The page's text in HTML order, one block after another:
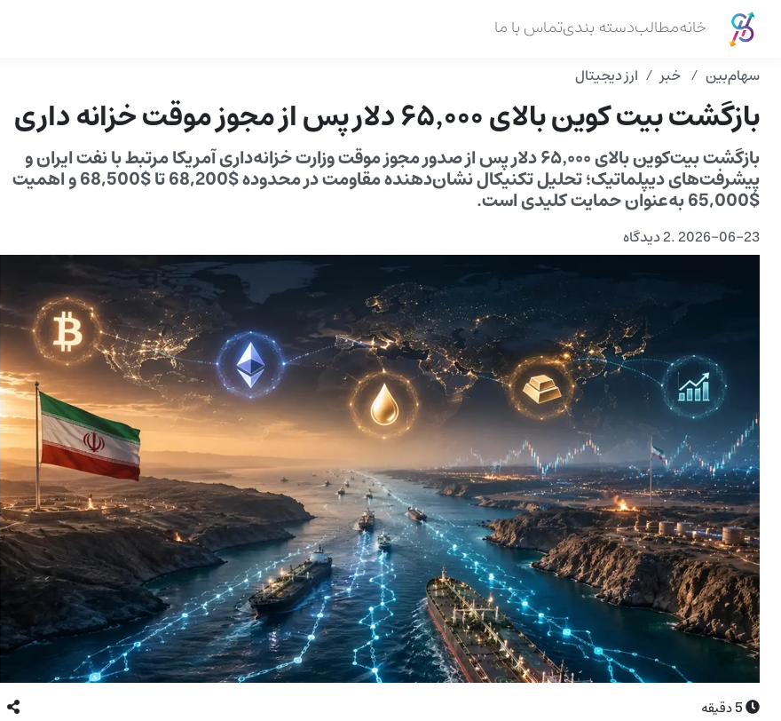
خانهمطالبدسته بندیتماس با ما
سهام‌بین خبر ارز دیجیتال
بازگشت بیت کوین بالای ۶۵٬۰۰۰ دلار پس از مجوز موقت خزانه داری
بازگشت بیت‌کوین بالای ۶۵٬۰۰۰ دلار پس از صدور مجوز موقت وزارت خزانه‌داری آمریکا مرتبط با نفت ایران و
پیشرفت‌های دیپلماتیک؛ تحلیل تکنیکال نشان‌دهنده مقاومت در محدوده $68,200 تا $68,500 و اهمیت
$65,000 به‌عنوان حمایت کلیدی است.
2026-06-23
.2 دیدگاه
5دقیقه